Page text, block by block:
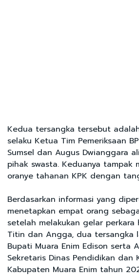
Kedua tersangka tersebut
selaku Ketua Tim Pemeriksaan
Sumsel dan Augus Dwianggara
pihak swasta. Keduanya tampak
oranye tahanan KPK dengan
Berdasarkan informasi yang
menetapkan empat orang
setelah melakukan gelar perkara
Titin dan Angga, dua tersangka
Bupati Muara Enim Edison serta
Sekretaris Dinas Pendidikan dan
Kabupaten Muara Enim tahun